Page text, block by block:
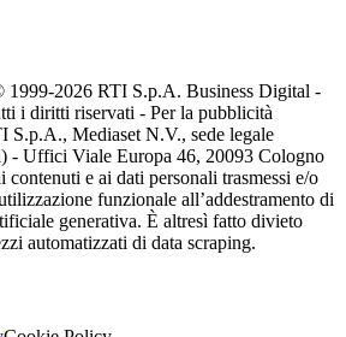
1999-2026 RTI S.p.A. Business Digital -
i diritti riservati - Per la pubblicità
S.p.A., Mediaset N.V., sede legale
- Uffici Viale Europa 46, 20093 Cologno
contenuti e ai dati personali trasmessi e/o
funzionale all’addestramento di
generativa. È altresì fatto divieto
automatizzati di data scraping.